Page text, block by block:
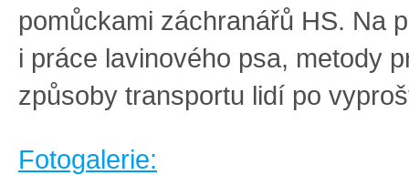
pomůckami záchranářů HS. Na
i práce lavinového psa, metody
způsoby transportu lidí po
Fotogalerie: